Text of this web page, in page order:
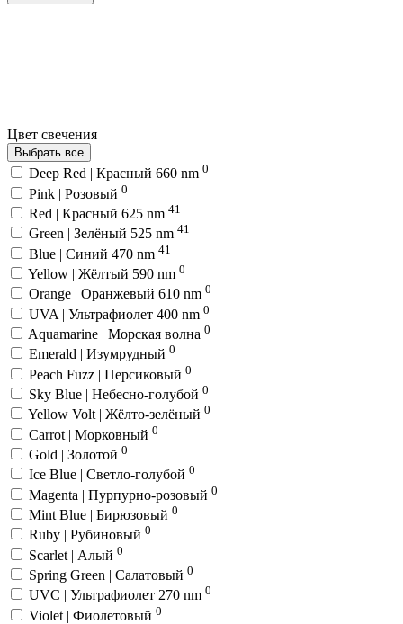
Цвет свечения
Выбрать все
Deep Red | Красный 660 nm 0
Pink | Розовый 0
Red | Красный 625 nm 41
Green | Зелёный 525 nm 41
Blue | Синий 470 nm 41
Yellow | Жёлтый 590 nm 0
Orange | Оранжевый 610 nm 0
UVA | Ультрафиолет 400 nm 0
Aquamarine | Морская волна 0
Emerald | Изумрудный 0
Peach Fuzz | Персиковый 0
Sky Blue | Небесно-голубой 0
Yellow Volt | Жёлто-зелёный 0
Carrot | Морковный 0
Gold | Золотой 0
Ice Blue | Светло-голубой 0
Magenta | Пурпурно-розовый 0
Mint Blue | Бирюзовый 0
Ruby | Рубиновый 0
Scarlet | Алый 0
Spring Green | Салатовый 0
UVC | Ультрафиолет 270 nm 0
Violet | Фиолетовый 0